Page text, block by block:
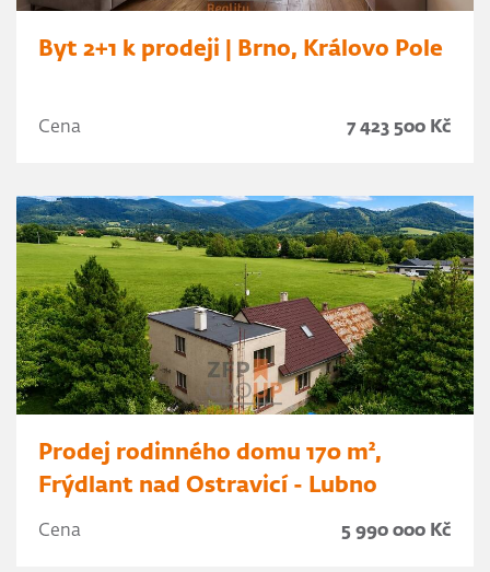
Byt 2+1 k prodeji | Brno, Královo Pole
Cena 7 423 500 Kč
Prodej rodinného domu 170 m²,
Frýdlant nad Ostravicí - Lubno
Cena 5 990 000 Kč